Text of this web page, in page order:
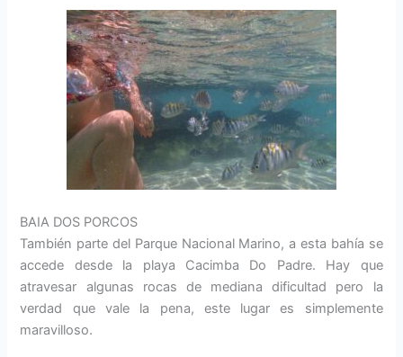
BAIA DOS PORCOS
También parte del Parque Nacional Marino, a esta bahía se
accede desde la playa Cacimba Do Padre. Hay que
atravesar algunas rocas de mediana dificultad pero la
verdad que vale la pena, este lugar es simplemente
maravilloso.